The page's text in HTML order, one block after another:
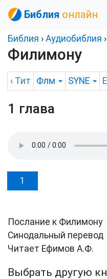
Библия онлайн
Библия › Аудиобиблия ›
Филимону
‹ Тит Флм SYNE
1 глава
1
Послание к Филимону
Синодальный перевод
Читает Ефимов А.Ф.
Выбрать другую